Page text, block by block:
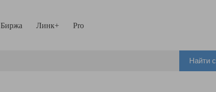
Биржа Линк+ Pro
Найти